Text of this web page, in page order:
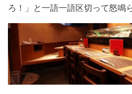
ろ！」と一語一語区切って怒鳴